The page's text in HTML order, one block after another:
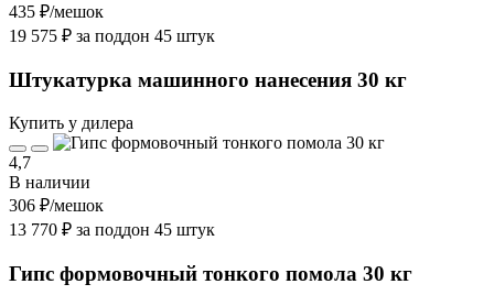
435 ₽/мешок
19 575 ₽ за поддон 45 штук
Штукатурка машинного нанесения 30 кг
Купить у дилера
4,7
В наличии
306 ₽/мешок
13 770 ₽ за поддон 45 штук
Гипс формовочный тонкого помола 30 кг